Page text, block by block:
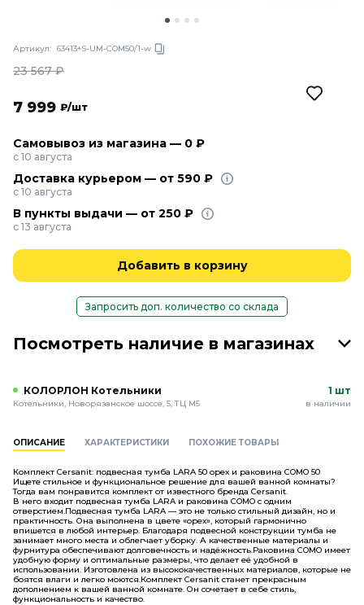
Артикул: 63413+S-UM-COM50/1-w
23 567₽
7 999 ₽/шт
Самовывоз из магазина — 0 ₽
с 10 августа
Доставка курьером — от 590 ₽
с 10 августа
В пункты выдачи — от 250 ₽
с 13 августа
Добавить в корзину
Запросить доп. количество со склада
Посмотреть наличие в магазинах
КОЛОРЛОН Котельники
Котельники, Новорязанское шоссе, 5, ТЦ М5
1 шт
в наличии
ОПИСАНИЕ ХАРАКТЕРИСТИКИ ПОХОЖИЕ ТОВАРЫ
Комплект Cersanit: подвесная тумба LARA 50 орех и раковина COMO 50
Ищете стильное и функциональное решение для вашей ванной комнаты?
Тогда вам понравится комплект от известного бренда Cersanit.
В него входит подвесная тумба LARA и раковина COMO с одним
отверстием.Подвесная тумба LARA — это не только стильный дизайн, но и
практичность. Она выполнена в цвете «орех», который гармонично
впишется в любой интерьер. Благодаря подвесной конструкции тумба не
занимает много места и облегчает уборку. А качественные материалы и
фурнитура обеспечивают долговечность и надёжность.Раковина COMO имеет
удобную форму и оптимальные размеры, что делает её удобной в
использовании. Изготовлена из высококачественных материалов, которые не
боятся влаги и легко моются.Комплект Cersanit станет прекрасным
дополнением к вашей ванной комнате. Он сочетает в себе стиль,
функциональность и качество.